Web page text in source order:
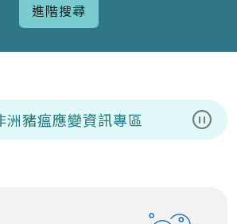
進階搜尋
暫停
豬瘟應變資訊專區